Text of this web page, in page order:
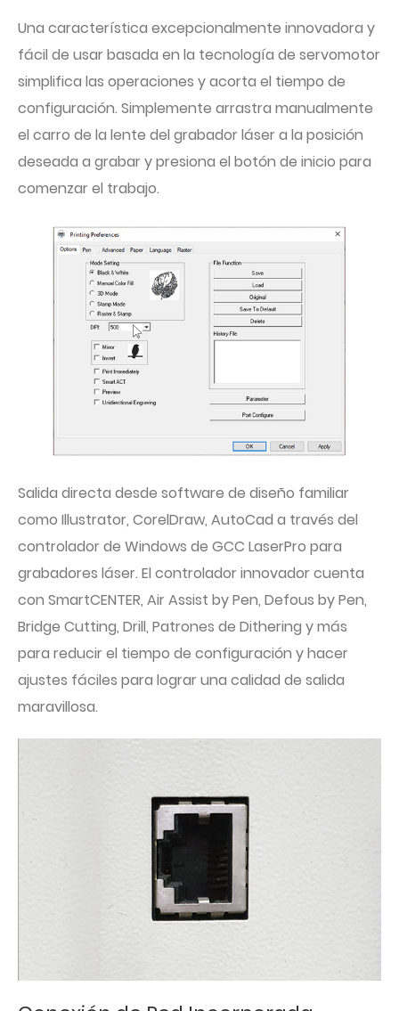
Una característica excepcionalmente innovadora y
fácil de usar basada en la tecnología de servomotor
simplifica las operaciones y acorta el tiempo de
configuración. Simplemente arrastra manualmente
el carro de la lente del grabador láser a la posición
deseada a grabar y presiona el botón de inicio para
comenzar el trabajo.
Salida directa desde software de diseño familiar
como Illustrator, CorelDraw, AutoCad a través del
controlador de Windows de GCC LaserPro para
grabadores láser. El controlador innovador cuenta
con SmartCENTER, Air Assist by Pen, Defous by Pen,
Bridge Cutting, Drill, Patrones de Dithering y más
para reducir el tiempo de configuración y hacer
ajustes fáciles para lograr una calidad de salida
maravillosa.